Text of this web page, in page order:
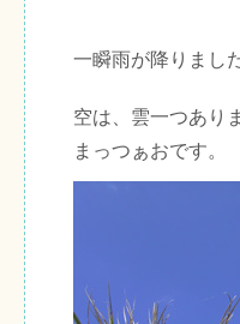
一瞬雨が降りまし
空は、雲一つあり
まっつぁおです。